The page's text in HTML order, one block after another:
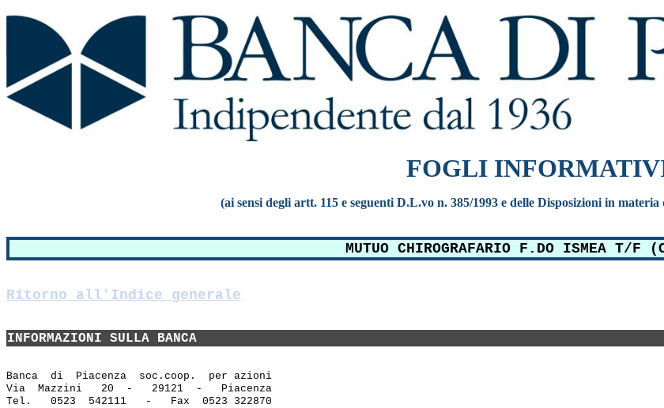
FOGLI
(ai sensi degli artt. 115 e seguenti D.L.vo n. 385/1993 e delle Disposizioni in
MUTUO CHIROGRAFARIO F.DO ISMEA T/F
Ritorno all'Indice generale
INFORMAZIONI SULLA BANCA
Banca  di  Piacenza  soc.coop.  per azioni
Via  Mazzini   20  -   29121  -   Piacenza
Tel.   0523  542111   -   Fax  0523 322870